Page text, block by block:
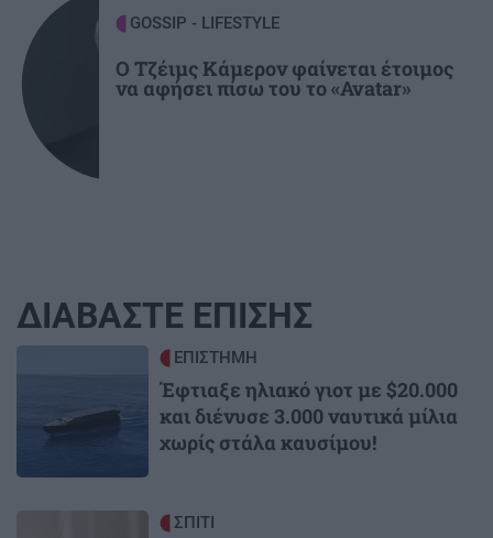
GOSSIP - LIFESTYLE
Ο Τζέιμς Κάμερον φαίνεται έτοιμος
να αφήσει πίσω του το «Avatar»
ΔΙΑΒΑΣΤΕ ΕΠΙΣΗΣ
ΕΠΙΣΤΗΜΗ
Έφτιαξε ηλιακό γιοτ με $20.000
και διένυσε 3.000 ναυτικά μίλια
χωρίς στάλα καυσίμου!
ΣΠΙΤΙ